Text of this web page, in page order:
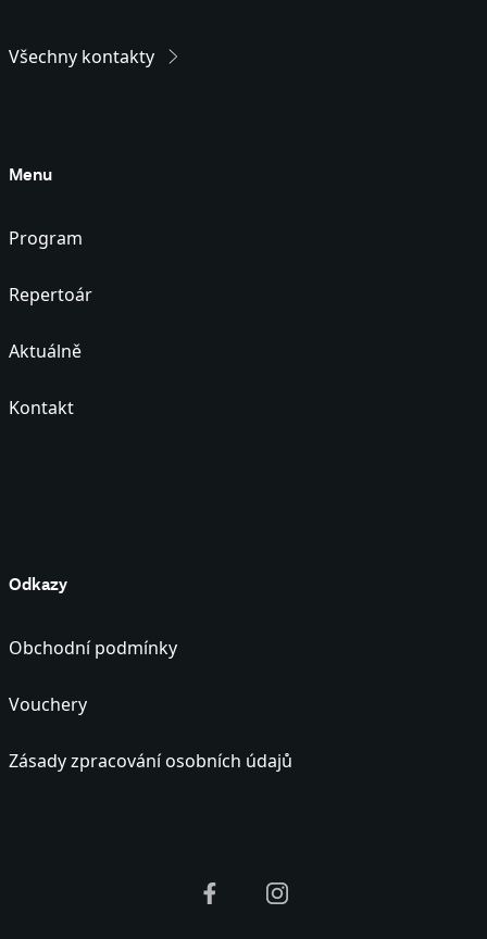
Všechny kontakty
Menu
Program
Repertoár
Aktuálně
Kontakt
Odkazy
Obchodní podmínky
Vouchery
Zásady zpracování osobních údajů